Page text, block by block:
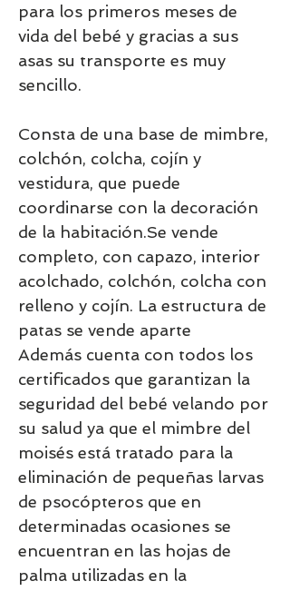
para los primeros meses de
vida del bebé y gracias a sus
asas su transporte es muy
sencillo.
Consta de una base de mimbre,
colchón, colcha, cojín y
vestidura, que puede
coordinarse con la decoración
de la habitación.Se vende
completo, con capazo, interior
acolchado, colchón, colcha con
relleno y cojín. La estructura de
patas se vende aparte
Además cuenta con todos los
certificados que garantizan la
seguridad del bebé velando por
su salud ya que el mimbre del
moisés está tratado para la
eliminación de pequeñas larvas
de psocópteros que en
determinadas ocasiones se
encuentran en las hojas de
palma utilizadas en la